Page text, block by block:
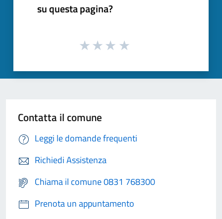
su questa pagina?
Contatta il comune
Leggi le domande frequenti
Richiedi Assistenza
Chiama il comune 0831 768300
Prenota un appuntamento